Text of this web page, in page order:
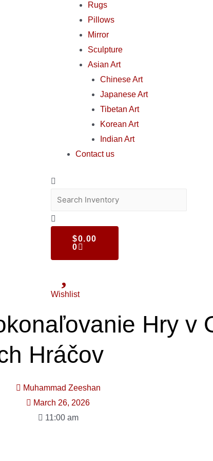
Rugs
Pillows
Mirror
Sculpture
Asian Art
Chinese Art
Japanese Art
Tibetan Art
Korean Art
Indian Art
Contact us
$0.00
0
Wishlist
Hry v
Hráčov
Muhammad Zeeshan
March 26, 2026
11:00 am